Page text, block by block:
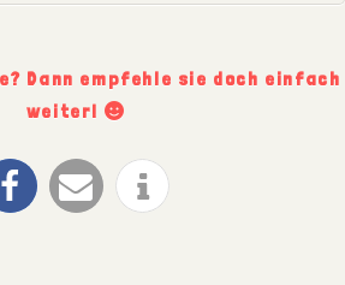
Dann empfehle sie doch einfach
weiter!